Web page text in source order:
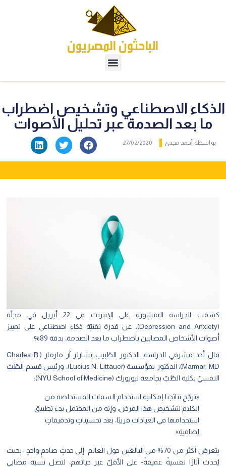
الذكاء الاصطناعي وتشخيص اضطراب
ما بعد الصدمة عبر تحليل اﻷصوات
بواسطة أحمد مجدي 27/02/2020
كشفت الدراسة المنشورة على الإنترنت في 22 أبريل في مجلّة
(Depression and Anxiety)، عن قدرة تقنيّة ذكاء اصطناعي على تمييز
أصوات الأشخاص المصابين باضطراب ما بعد الصدمة، بدقة 89%.
قال أحد مشرفي الدراسة، الدكتور الطّبيب تشارلز آر مارمار (
Charles R.
Marmar, MD)، الدكتور بمؤسسة (
Lucius N. Littauer)، ورئيس قسم الطّبّ
النفسيّ بكلية الطّبّ بجامعة نيويورك (NYU School of Medicine
):
«ترجّح نتائجنا إمكانية استخدام السمات المستخلصة من
الكلام لتشخيص هذا المرض، وإنه من المحتمل بدء تطبيق
استخدامها في العيادات قريبًا، بعد تحسيناتٍ وتدقيقاتٍ
إضافيةٍ»
يتعرض أكثر من 70% من البالغين حول العالم إلى حدثٍ صادمٍ واحدٍ -بحيث
يُحدث آثارًا نفسيةً عميقةً- على اﻷقلّ عبر حياتهم، لتصل نسبة مصابي